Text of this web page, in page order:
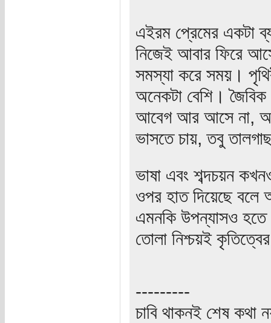
এইরম প্রেমের একটা
নিজেই আবার ফিরে
সমস্যা করে সময়।
অনেকটা বেশি।
আবেগ আর আসে না,
ভাসতে চায়, তবু
ভাষা এবং শব্দচয়ন
ওপর হাত দিয়েছে বলে
এমনকি উপন্যাসও হতে
তোলা নিশ্চয়ই
---------
চাবি থাকনই শেষ কথা